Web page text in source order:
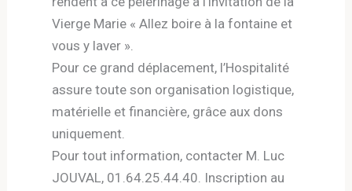
Vierge Marie « Allez boire à la fontaine et
vous y laver ».
Pour ce grand déplacement, l’Hospitalité
assure toute son organisation logistique,
matérielle et financière, grâce aux dons
uniquement.
Pour tout information, contacter M. Luc
JOUVAL, 01.64.25.44.40. Inscription au